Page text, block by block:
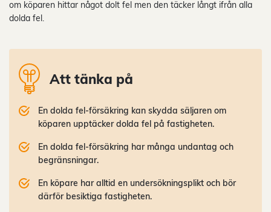
om köparen hittar något dolt fel men den täcker långt ifrån alla
dolda fel.
Att tänka på
En dolda fel-försäkring kan skydda säljaren om
köparen upptäcker dolda fel på fastigheten.
En dolda fel-försäkring har många undantag och
begränsningar.
En köpare har alltid en undersökningsplikt och bör
därför besiktiga fastigheten.